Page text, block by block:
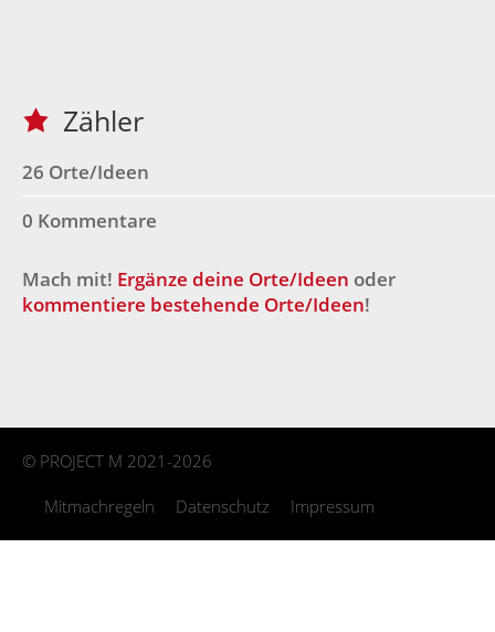
Zähler
26 Orte/Ideen
0 Kommentare
Mach mit! Ergänze deine Orte/Ideen oder
kommentiere bestehende Orte/Ideen!
© PROJECT M 2021-2026
Mitmachregeln Datenschutz Impressum